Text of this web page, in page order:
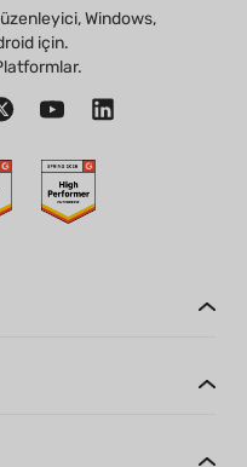
Windows,
için.